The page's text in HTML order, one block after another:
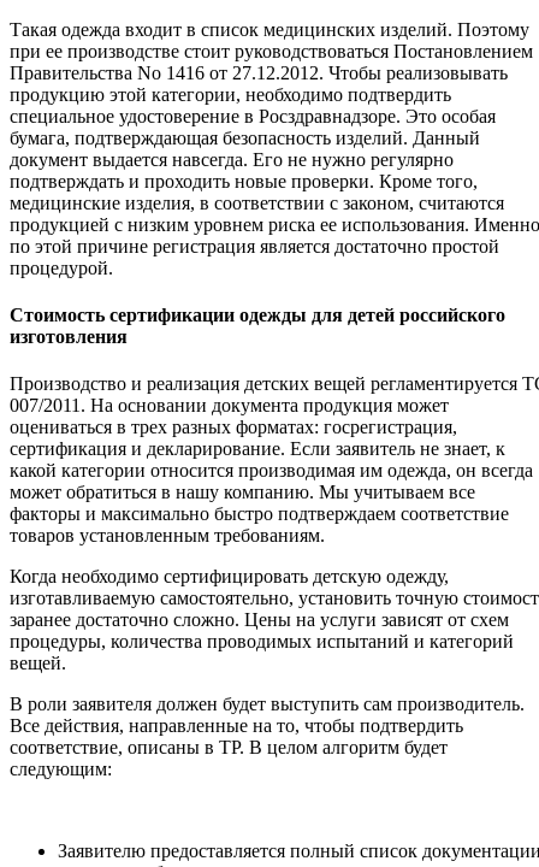
Такая одежда входит в список медицинских изделий. Поэтому
при ее производстве стоит руководствоваться Постановлением
Правительства No 1416 от 27.12.2012. Чтобы реализовывать
продукцию этой категории, необходимо подтвердить
специальное удостоверение в Росздравнадзоре. Это особая
бумага, подтверждающая безопасность изделий. Данный
документ выдается навсегда. Его не нужно регулярно
подтверждать и проходить новые проверки. Кроме того,
медицинские изделия, в соответствии с законом, считаются
продукцией с низким уровнем риска ее использования. Именно
по этой причине регистрация является достаточно простой
процедурой.
Стоимость сертификации одежды для детей российского
изготовления
Производство и реализация детских вещей регламентируется
007/2011. На основании документа продукция может
оцениваться в трех разных форматах: госрегистрация,
сертификация и декларирование. Если заявитель не знает, к
какой категории относится производимая им одежда, он всегда
может обратиться в нашу компанию. Мы учитываем все
факторы и максимально быстро подтверждаем соответствие
товаров установленным требованиям.
Когда необходимо сертифицировать детскую одежду,
изготавливаемую самостоятельно, установить точную
заранее достаточно сложно. Цены на услуги зависят от схем
процедуры, количества проводимых испытаний и категорий
вещей.
В роли заявителя должен будет выступить сам производитель.
Все действия, направленные на то, чтобы подтвердить
соответствие, описаны в ТР. В целом алгоритм будет
следующим:
Заявителю предоставляется полный список